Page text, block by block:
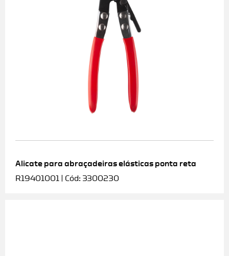
Alicate para abraçadeiras elásticas ponta reta
R19401001 | Cód: 3300230